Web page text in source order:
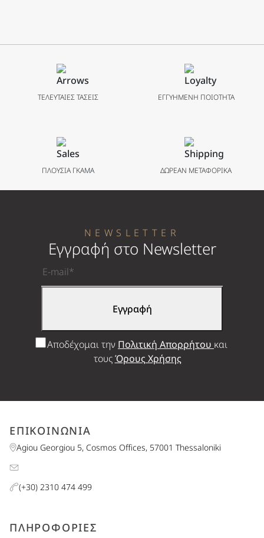
ΤΕΛΕΥΤΑΙΕΣ ΤΑΣΕΙΣ ΕΓΓΥΗΜΕΝΗ ΠΟΙΟΤΗΤΑ
ΠΛΟΥΣΙΑ ΓΚΑΜΑ ΔΩΡΕΑΝ ΜΕΤΑΦΟΡΙΚΑ
NEWSLETTER
Εγγραφή στο Newsletter
Αποδέχομαι την Πολιτική Απορρήτου και
τουςΌρους Χρήσης
ΕΠΙΚΟΙΝΩΝΙΑ
Agiou Georgiou 5, Cosmos Offices, 57001 Thessaloniki
(+30) 2310 474 499
ΠΛΗΡΟΦΟΡΙΕΣ